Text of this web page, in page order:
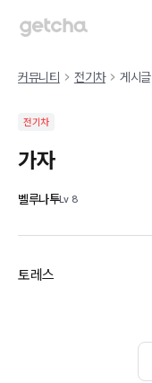
커뮤니티 전기차 게시글
전기차
가자
벨루나투Lv 8
토레스